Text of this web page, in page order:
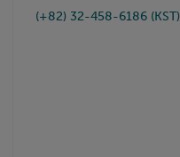
(+82) 32-458-6186 (KST)